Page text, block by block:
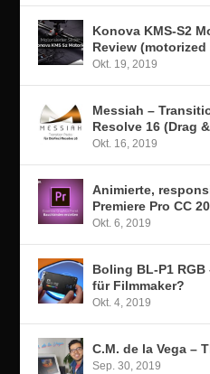
Konova KMS-S2
Review (motorized
Okt. 19, 2019
Messiah –
Resolve 16 (Drag
Okt. 16, 2019
Animierte,
Premiere Pro CC
Okt. 6, 2019
Boling BL-P1
für Filmmaker?
Okt. 4, 2019
C.M. de la Vega –
Sep. 30, 2019